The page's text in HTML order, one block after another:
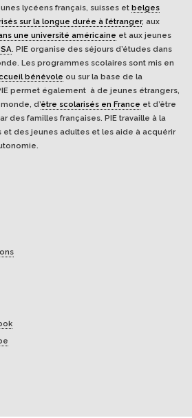
lycéens français, suisses et belges
sur la longue durée à l’étranger, aux
une université américaine et aux jeunes
. PIE organise des séjours d’études dans
Les programmes scolaires sont mis en
bénévole ou sur la base de la
permet également à de jeunes étrangers,
d’être scolarisés en France et d’être
des familles françaises. PIE travaille à la
des jeunes adultes et les aide à acquérir